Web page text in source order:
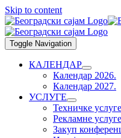
Skip to content
Toggle Navigation
КАЛЕНДАР
Календар 2026.
Календар 2027.
УСЛУГЕ
Техничке услуге
Рекламне услуге
Закуп